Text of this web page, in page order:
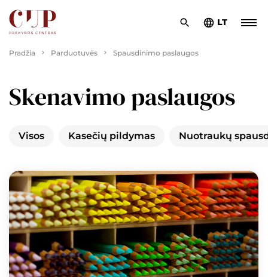
LT
Pradžia Parduotuvės Spausdinimo paslaugos
Skenavimo paslaugos
Visos Kasečių pildymas Nuotraukų